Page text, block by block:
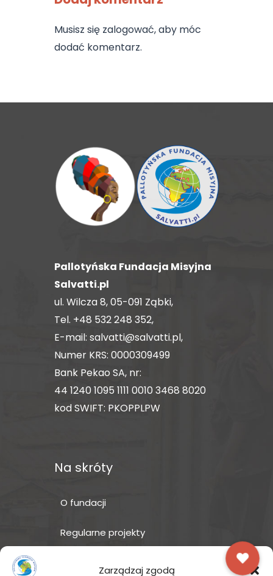
Zarządzaj zgodą
Musisz się zalogować, aby móc
dodać komentarz.
Pallotyńska Fundacja Misyjna
Salvatti.pl
ul. Wilcza 8, 05-091 Ząbki,
Tel. +48 532 248 352,
E-mail: salvatti@salvatti.pl,
Numer KRS: 0000309499
Bank Pekao SA, nr:
44 1240 1095 1111 0010 3468 8020
kod SWIFT: PKOPPLPW
Na skróty
O fundacji
Regularne projekty